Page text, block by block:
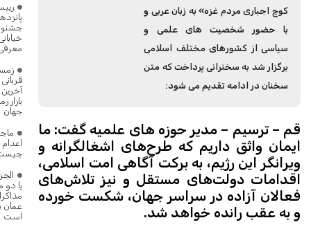
کوچ اجباری مردم غزه» به زبان عربی و
با حضور شخصیت های علمی و
سیاسی از کشورهای مختلف اسلامی
برگزار شد به سخنرانی پرداخت که متن
سخنان در ادامه تقدیم می شود:
قم – ترسیم – مدیر حوزه های علمیه گفت: ما
ایمان واثق داریم که طرح‌های اشغالگرانه و
ویرانگر این رژیم، به برکت آگاهی امت اسلامی،
اقدامات دولت‌های مستقل و نیز تلاش‌های
فعالان آزاده در سراسر جهان، شکست خورده
و به عقب رانده خواهد شد.
بازار
جهان
یا دو
عمان
است